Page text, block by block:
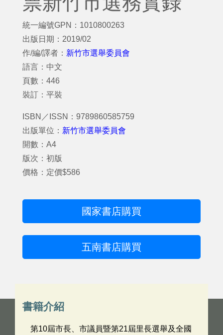
統一編號GPN：1010800263
出版日期：2019/02
作/編/譯者： 新竹市選舉委員會
語言：中文
頁數：446
裝訂：平裝
ISBN／ISSN：9789860585759
出版單位： 新竹市選舉委員會
開數：A4
版次：初版
價格：定價$586
國家書店購買
五南書店購買
書籍介紹
第10屆市長、市議員暨第21屆里長選舉及全國